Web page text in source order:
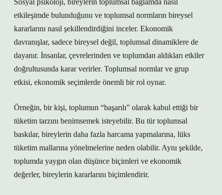
Sosyal psikoloji, bireylerin toplumsal bağlamda nasıl
etkileşimde bulunduğunu ve toplumsal normların bireysel
kararlarını nasıl şekillendirdiğini inceler. Ekonomik
davranışlar, sadece bireysel değil, toplumsal dinamiklere de
dayanır. İnsanlar, çevrelerinden ve toplumdan aldıkları etkiler
doğrultusunda karar verirler. Toplumsal normlar ve grup
etkisi, ekonomik seçimlerde önemli bir rol oynar.
Örneğin, bir kişi, toplumun “başarılı” olarak kabul ettiği bir
tüketim tarzını benimsemek isteyebilir. Bu tür toplumsal
baskılar, bireylerin daha fazla harcama yapmalarına, lüks
tüketim mallarına yönelmelerine neden olabilir. Aynı şekilde,
toplumda yaygın olan düşünce biçimleri ve ekonomik
değerler, bireylerin kararlarını biçimlendirir.